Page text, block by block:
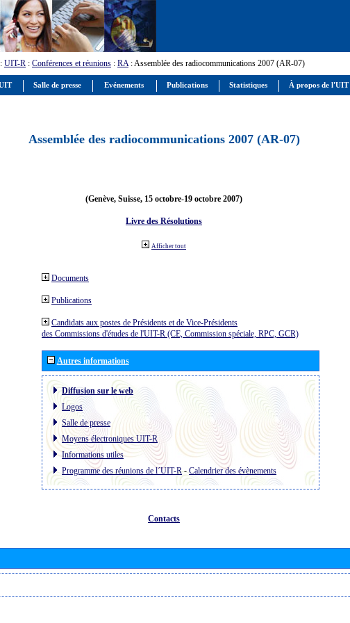
: UIT-R : Conférences et réunions : RA: Assemblée des radiocommunications 2007 (AR-07)
Assemblée des radiocommunications 2007 (AR-07)
(Genève, Suisse, 15 octobre-19 octobre 2007)
Livre des Résolutions
Afficher tout
Documents
Publications
Candidats aux postes de Présidents et de Vice-Présidents
des Commissions d'études de l'UIT-R (CE, Commission spéciale, RPC, GCR)
Autres informations
Diffusion sur le web
Logos
Salle de presse
Moyens électroniques UIT-R
Informations utiles
Programme des réunions de l´UIT-R- Calendrier des évènements
Contacts
Salle de presse Evénements Publications Statistiques À propos de l'UIT